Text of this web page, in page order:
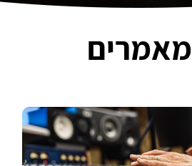
מאמרים